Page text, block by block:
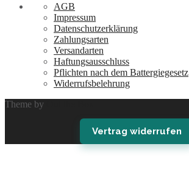
AGB
Impressum
Datenschutzerklärung
Zahlungsarten
Versandarten
Haftungsausschluss
Pflichten nach dem Battergiegesetz
Widerrufsbelehrung
Theme by
Vertrag widerrufen